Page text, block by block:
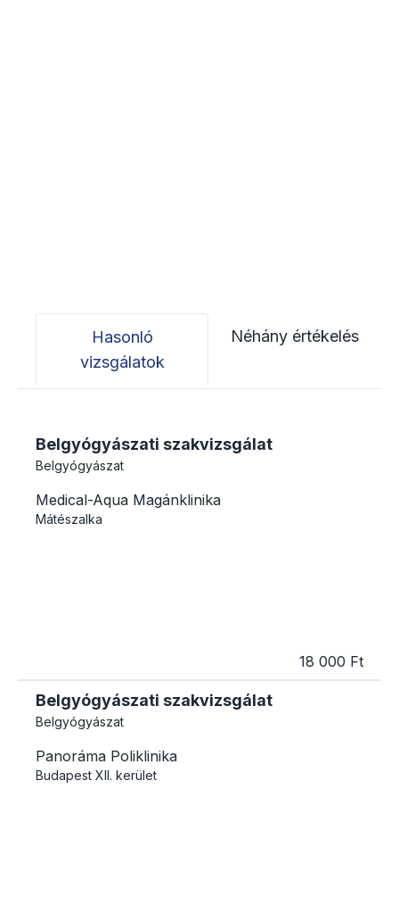
Hasonló
vizsgálatok
Néhány értékelés
Belgyógyászati szakvizsgálat
Belgyógyászat
Medical-Aqua Magánklinika
Mátészalka
18 000 Ft
Belgyógyászati szakvizsgálat
Belgyógyászat
Panoráma Poliklinika
Budapest XII. kerület